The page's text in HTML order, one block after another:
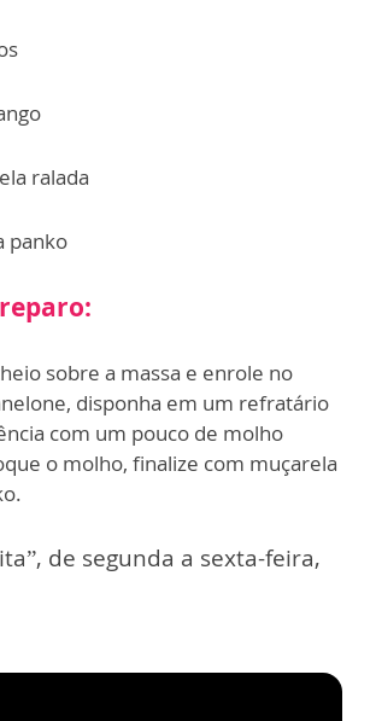
ralada
panko
sobre a massa e enrole no
disponha em um refratário
com um pouco de molho
o molho, finalize com muçarela
de segunda a sexta-feira,